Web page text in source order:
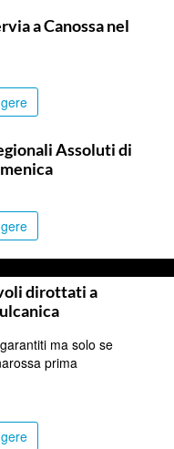
a Canossa nel
Assoluti di
dirottati a
ma solo se
prima